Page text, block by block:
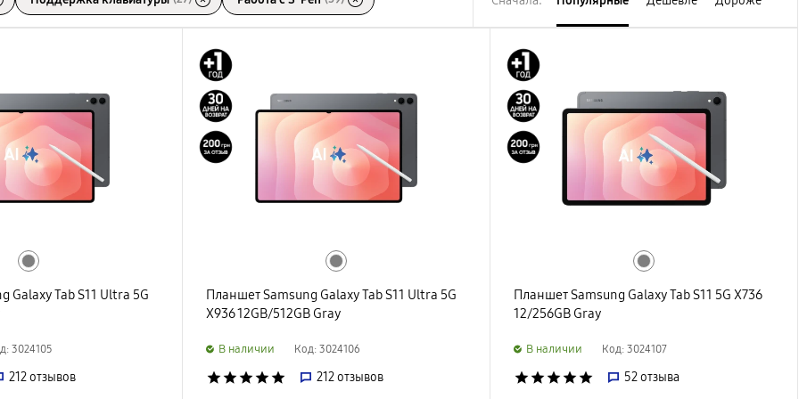
Galaxy Tab S11 Ultra 5G
3024105
212отзывов
Планшет Samsung Galaxy Tab S11 Ultra 5G
X936 12GB/512GB Gray
B наличии Код: 3024106
star star star star star 212отзывов
Планшет Samsung Galaxy Tab S11 5G X736
12/256GB Gray
B наличии Код: 3024107
star star star star star 52отзыва